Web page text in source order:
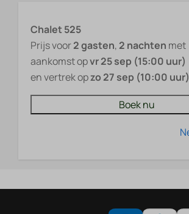
Chalet 525
Prijs voor2 gasten, 2 nachten met
aankomst opvr 25 sep (15:00 uur)
en vertrek opzo 27 sep (10:00 uur)
Boek nu